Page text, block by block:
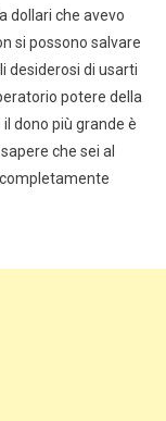
dollari che avevo
si possono salvare
desiderosi di usarti
potere della
dono più grande è
che sei al